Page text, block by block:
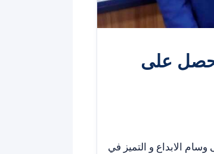
على
الابداع و التميز في